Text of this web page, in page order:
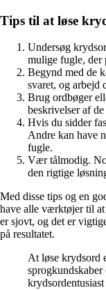
Tips til at løse
Undersøg
mulige fugle, der
Begynd med de
svaret, og arbejd
Brug ordbøger
beskrivelser af
Hvis du sidder
Andre kan have
fugle.
Vær tålmodig.
den rigtige
Med disse tips og en
have alle værktøjer til at
er sjovt, og det er
på resultatet.
At løse krydsord
krydsordentusiast